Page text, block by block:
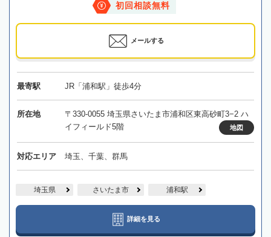
初回相談無料
メールする
最寄駅 JR「浦和駅」徒歩4分
所在地
〒330-0055 埼玉県さいたま市浦和区東高砂町3−2 ハ
イフィールド5階
地図
対応エリア 埼玉、千葉、群馬
埼玉県 さいたま市 浦和駅
詳細を見る